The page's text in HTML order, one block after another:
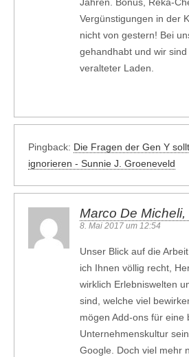
Vergünstigungen in der
nicht von gestern! Bei
gehandhabt und wir
veralteter Laden.
Pingback: Die Fragen der Gen Y
ignorieren - Sunnie J. Groeneveld
Marco De
8. Mai 2017 um 12:54
Unser Blick auf die
ich Ihnen völlig recht,
wirklich Erlebniswelten
sind, welche viel
mögen Add-ons für eine
Unternehmenskultur
Google. Doch viel mehr